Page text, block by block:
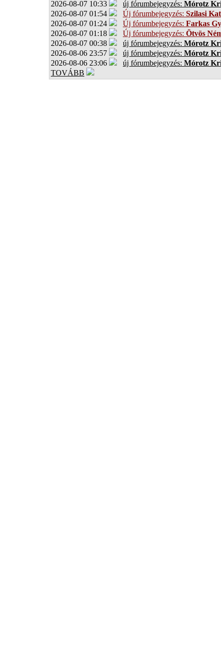
2026-08-07 10:33 új fórumbejegyzés: Mórotz
2026-08-07 01:54
Új fórumbejegyzés: Szilasi
2026-08-07 01:24
Új fórumbejegyzés: Farkas
2026-08-07 01:18
Új fórumbejegyzés: Ötvös
2026-08-07 00:38
új fórumbejegyzés: Mórotz
2026-08-06 23:57
új fórumbejegyzés: Mórotz
2026-08-06 23:06
új fórumbejegyzés: Mórotz
TOVÁBB